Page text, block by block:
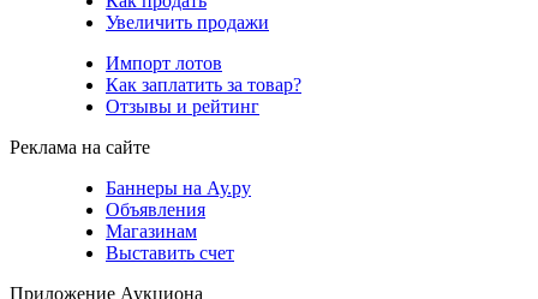
Увеличить продажи
Импорт лотов
Как заплатить за товар?
Отзывы и рейтинг
Реклама на сайте
Баннеры на Ау.ру
Объявления
Магазинам
Выставить счет
Приложение Аукциона